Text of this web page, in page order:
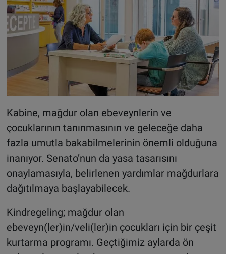
Kabine, mağdur olan ebeveynlerin ve
çocuklarının tanınmasının ve geleceğe daha
fazla umutla bakabilmelerinin önemli olduğuna
inanıyor. Senato’nun da yasa tasarısını
onaylamasıyla, belirlenen yardımlar mağdurlara
dağıtılmaya başlayabilecek.
Kindregeling; mağdur olan
ebeveyn(ler)in/veli(ler)in çocukları için bir çeşit
kurtarma programı. Geçtiğimiz aylarda ön